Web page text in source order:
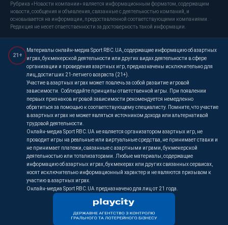
Рубрика «Новости компании» является информационным форматом, содержащим
новости, сообщения и объявления, связанные с деятельностью компаний, и
основывается на информации, предоставленной соответствующими компаниями.
Редакция не несет ответственности за достоверность такой информации.
21+
Материалы онлайн-медиа Sport RBC.UA, содержащие информацию об азартных
играх, букмекерской деятельности или других видах деятельности в сфере
организации и проведения азартных игр, предназначены исключительно для
лиц, достигших 21-летнего возраста (21+).
Участие в азартных играх может повлечь за собой развитие игровой
зависимости. Соблюдайте принципы ответственной игры. При появлении
первых признаков игровой зависимости рекомендуется немедленно
обратиться за помощью к соответствующему специалисту. Помните, что участие
в азартных играх не может являться источником дохода или альтернативой
трудовой деятельности.
Онлайн-медиа Sport RBC.UA не является организатором азартных игр, не
проводит игры на реальные или виртуальные средства, не принимает ставки и
не принимает платежи, связанные с азартными играми, букмекерской
деятельностью или тотализаторами. Любые материалы, содержащие
информацию об азартных играх, букмекерах или других связанных сервисах,
носят исключительно информационный характер и не являются призывом к
участию в азартных играх.
Онлайн-медиа Sport RBC.UA предназначено для лиц от 21 года.